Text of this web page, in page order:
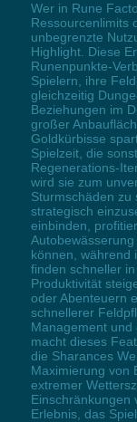
Wer in Rune
Ressourcenlimits
unbegrenzte
Highlight. Diese
Runenpunkte-
Spielern, ihre
gleichzeitig
Beziehungen im
großer
Goldkürbisse
Spielzeit, die
Regenerations-
wird sie zum
Sturmschäden zu
strategisch
einbinden,
können, während
finden schneller
Produktivität
oder Abenteuern
schnellerer
Management und
macht dieses
die Sharances
Maximierung von
extremer
Einschränkungen
Erlebnis, das